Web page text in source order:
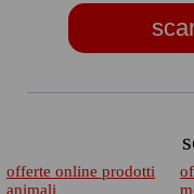
offerte online prodotti
animali